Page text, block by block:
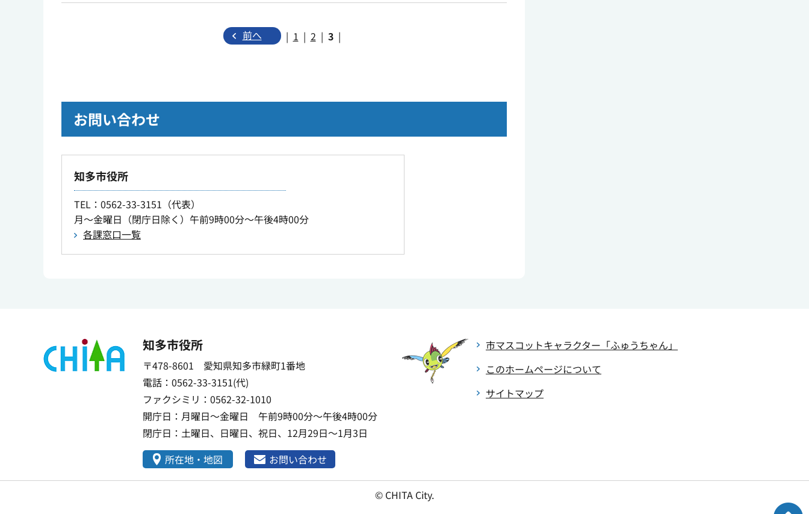
前へ | 1 | 2 | 3 |
お問い合わせ
知多市役所
TEL ：0562-33-3151（代表）
月～金曜日（閉庁日除く）午前9時00分～午後4時00分
各課窓口一覧
知多市役所
〒478-8601 愛知県知多市緑町1番地
電話：0562-33-3151(代)
ファクシミリ：0562-32-1010
開庁日：月曜日～金曜日 午前9時00分～午後4時00分
閉庁日：土曜日、日曜日、祝日、12月29日～1月3日
所在地・地図
お問い合わせ
市マスコットキャラクター 「ふゅうちゃん」
このホームページについて
サイトマップ
© CHITA City.